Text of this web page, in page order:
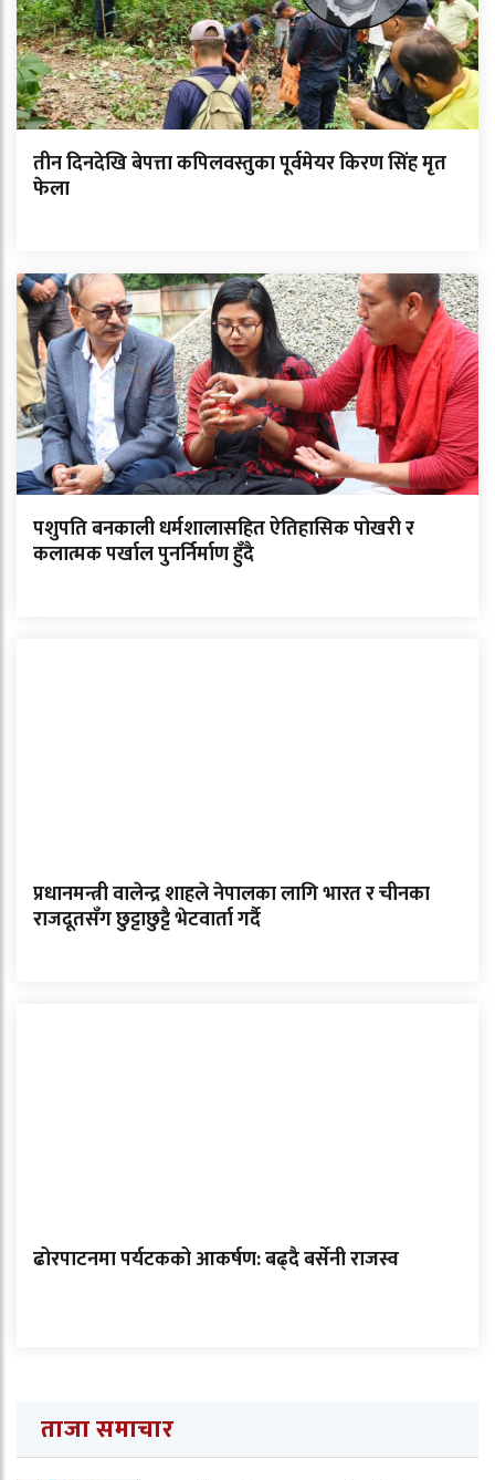
तीन दिनदेखि बेपत्ता कपिलवस्तुका पूर्वमेयर किरण सिंह मृत
फेला
पशुपति बनकाली धर्मशालासहित ऐतिहासिक पोखरी र
कलात्मक पर्खाल पुनर्निर्माण हुँदै
प्रधानमन्त्री वालेन्द्र शाहले नेपालका लागि भारत र चीनका
राजदूतसँग छुट्टाछुट्टै भेटवार्ता गर्दै
ढोरपाटनमा पर्यटकको आकर्षण: बढ्दै बर्सेनी राजस्व
ताजा समाचार